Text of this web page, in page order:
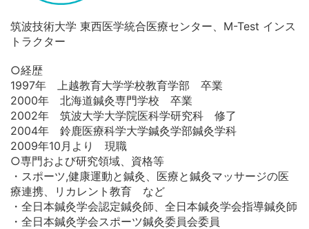
筑波技術大学 東西医学統合医療センター、M-Test インス
トラクター
○経歴
1997年 上越教育大学学校教育学部 卒業
2000年 北海道鍼灸専門学校 卒業
2002年 筑波大学大学院医科学研究科 修了
2004年 鈴鹿医療科学大学鍼灸学部鍼灸学科
2009年10月より 現職
○専門および研究領域、資格等
・スポーツ,健康運動と鍼灸、医療と鍼灸マッサージの医
療連携、リカレント教育 など
・全日本鍼灸学会認定鍼灸師、全日本鍼灸学会指導鍼灸師
・全日本鍼灸学会スポーツ鍼灸委員会委員